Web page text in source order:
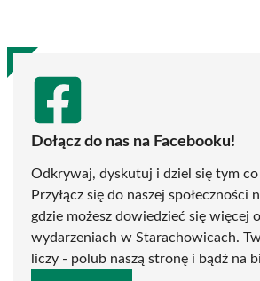
(Twitter)
Dołącz do nas na Facebooku!
Odkrywaj, dyskutuj i dziel się tym co
Przyłącz się do naszej społeczności
gdzie możesz dowiedzieć się więcej
wydarzeniach w Starachowicach.
liczy - polub naszą stronę i bądź na